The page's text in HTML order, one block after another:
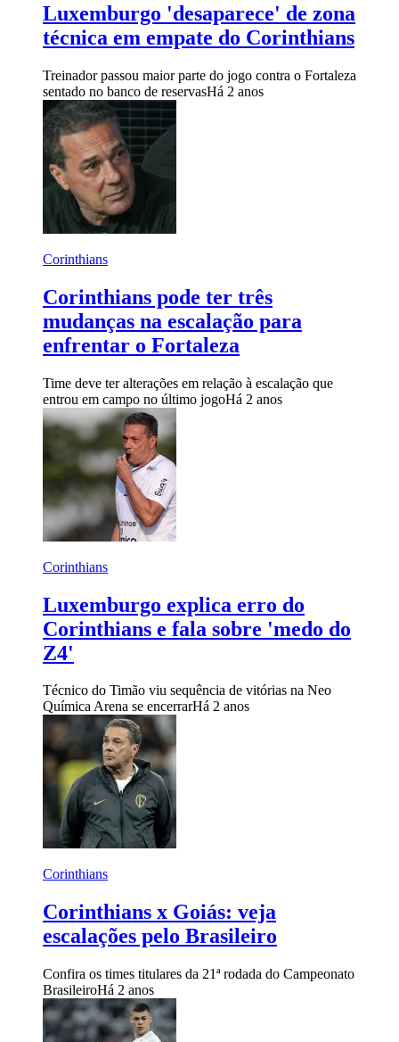
Luxemburgo 'desaparece' de zona
técnica em empate do Corinthians
Treinador passou maior parte do jogo contra o Fortaleza
sentado no banco de reservasHá 2 anos
Corinthians
Corinthians pode ter três
mudanças na escalação para
enfrentar o Fortaleza
Time deve ter alterações em relação à escalação que
entrou em campo no último jogoHá 2 anos
Corinthians
Luxemburgo explica erro do
Corinthians e fala sobre 'medo do
Z4'
Técnico do Timão viu sequência de vitórias na Neo
Química Arena se encerrarHá 2 anos
Corinthians
Corinthians x Goiás: veja
escalações pelo Brasileiro
Confira os times titulares da 21ª rodada do Campeonato
BrasileiroHá 2 anos